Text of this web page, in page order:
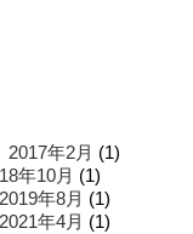
2017年2月 (1)
年10月 (1)
2019年8月 (1)
2021年4月 (1)